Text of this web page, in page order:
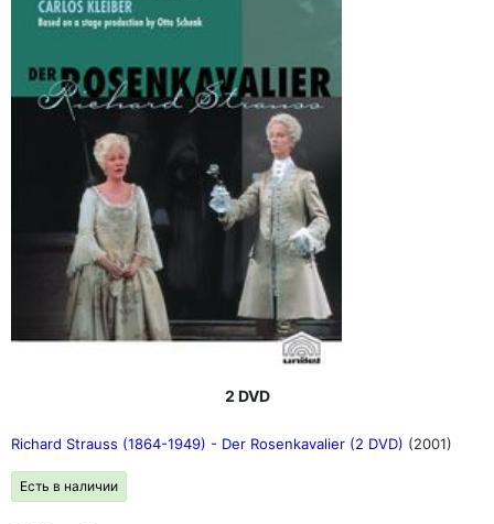
2 DVD
Richard Strauss (1864-1949) - Der Rosenkavalier (2 DVD) (2001)
Есть в наличии